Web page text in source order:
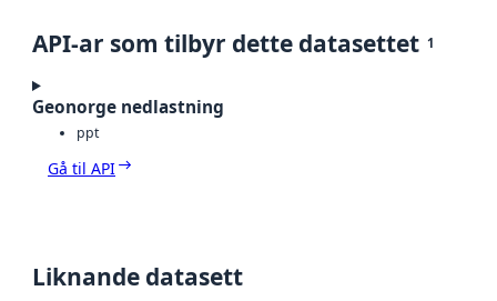
API-ar som tilbyr dette datasettet 1
Geonorge nedlastning
ppt
Gå til API
Liknande datasett